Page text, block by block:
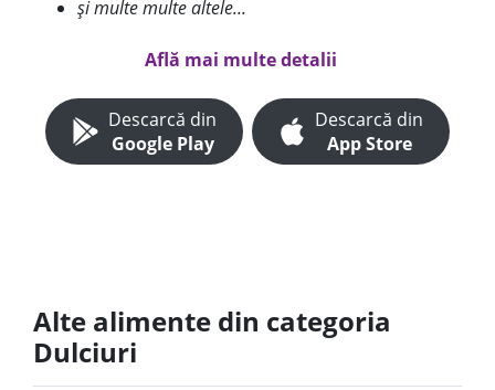
și multe multe altele...
Află mai multe detalii
Descarcă din
Google Play
Descarcă din
App Store
Alte alimente din categoria
Dulciuri